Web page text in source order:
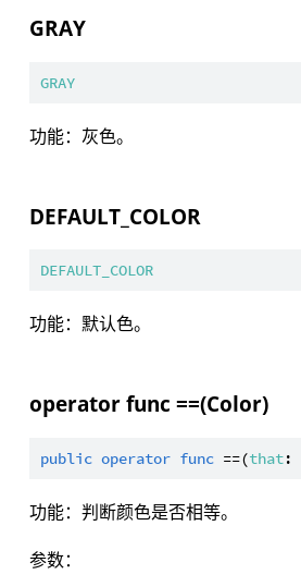
GRAY
GRAY
功能：灰色。
DEFAULT_COLOR
DEFAULT_COLOR
功能：默认色。
operator func ==(Color)
public operator func ==(that:
功能：判断颜色是否相等。
参数：